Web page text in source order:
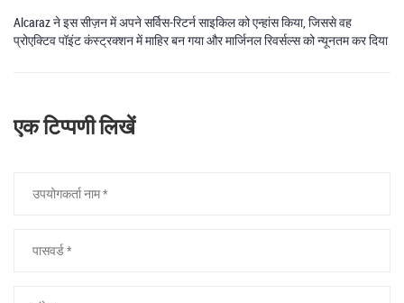
Alcaraz ने इस सीज़न में अपने सर्विस-रिटर्न साइकिल को एन्हांस किया, जिससे वह
प्रोएक्टिव पॉइंट कंस्ट्रक्शन में माहिर बन गया और मार्जिनल रिवर्सल्स को न्यूनतम कर दिया
एक टिप्पणी लिखें